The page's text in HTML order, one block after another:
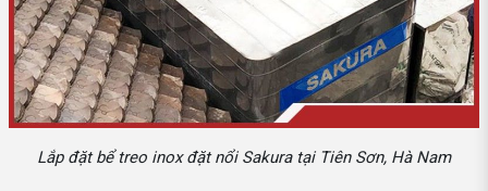
Lắp đặt bể treo inox đặt nổi Sakura tại Tiên Sơn, Hà Nam